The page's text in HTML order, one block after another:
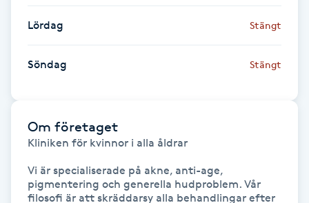
HIFU
Hollywood Peel
Hot yoga
Huduppstramning
Lördag Stängt
Söndag Stängt
Om företaget
Kliniken för kvinnor i alla åldrar
Vi är specialiserade på akne, anti-age,
pigmentering och generella hudproblem. Vår
filosofi är att skräddarsy alla behandlingar efter